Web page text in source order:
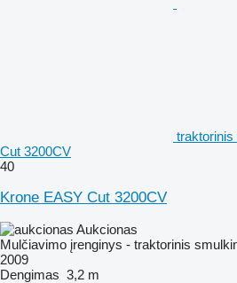
Cut 3200CV
40
Krone EASY Cut 3200CV
Aukcionas
Mulčiavimo įrenginys - traktorinis
2009
Dengimas 3,2 m